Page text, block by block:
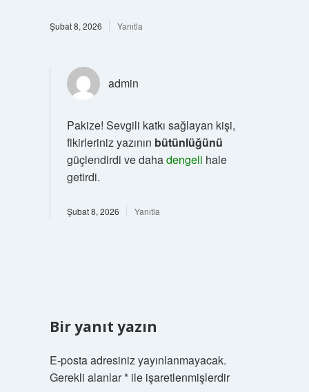
Şubat 8, 2026 Yanıtla
admin
Pakize! Sevgili katkı sağlayan kişi,
fikirleriniz yazının bütünlüğünü
güçlendirdi ve dahadengeli hale
getirdi.
Şubat 8, 2026 Yanıtla
Bir yanıt yazın
E-posta adresiniz yayınlanmayacak.
Gerekli alanlar*ile işaretlenmişlerdir